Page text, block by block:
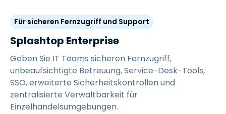
Für sicheren Fernzugriff und Support
Splashtop Enterprise
Geben Sie IT Teams sicheren Fernzugriff,
unbeaufsichtigte Betreuung, Service-Desk-Tools,
SSO, erweiterte Sicherheitskontrollen und
zentralisierte Verwaltbarkeit für
Einzelhandelsumgebungen.